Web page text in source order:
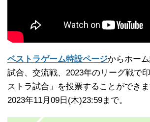
ベストラゲーム特設ページからホー
試合、交流戦、2023年のリーグ戦で
ストラ試合」を投票することができ
2023年11月09日(木)23:59まで。